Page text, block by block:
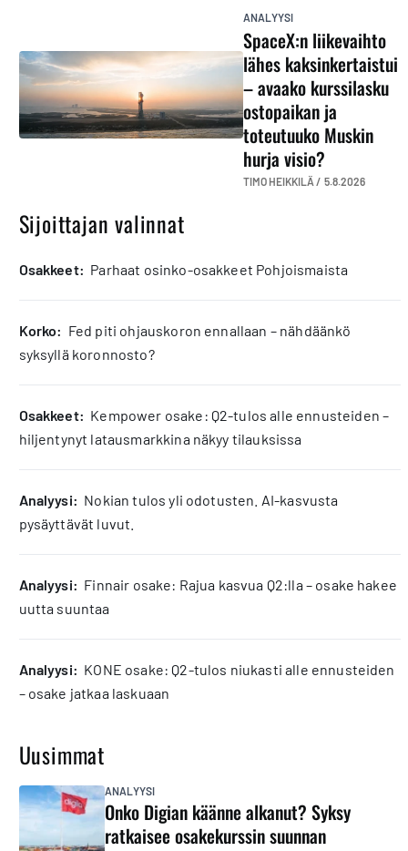
ANALYYSI
SpaceX:n liikevaihto
lähes kaksinkertaistui
– avaako kurssilasku
ostopaikan ja
toteutuuko Muskin
hurja visio?
TIMO HEIKKILÄ / 5.8.2026
Sijoittajan valinnat
osakkeet: Parhaat osinko-osakkeet Pohjoismaista
korko: Fed piti ohjauskoron ennallaan – nähdäänkö
syksyllä koronnosto?
osakkeet: Kempower osake: Q2-tulos alle ennusteiden –
hiljentynyt latausmarkkina näkyy tilauksissa
analyysi: Nokian tulos yli odotusten. AI-kasvusta
pysäyttävät luvut.
analyysi: Finnair osake: Rajua kasvua Q2:lla – osake hakee
uutta suuntaa
analyysi: KONE osake: Q2-tulos niukasti alle ennusteiden
– osake jatkaa laskuaan
Uusimmat
ANALYYSI
Onko Digian käänne alkanut? Syksy
ratkaisee osakekurssin suunnan